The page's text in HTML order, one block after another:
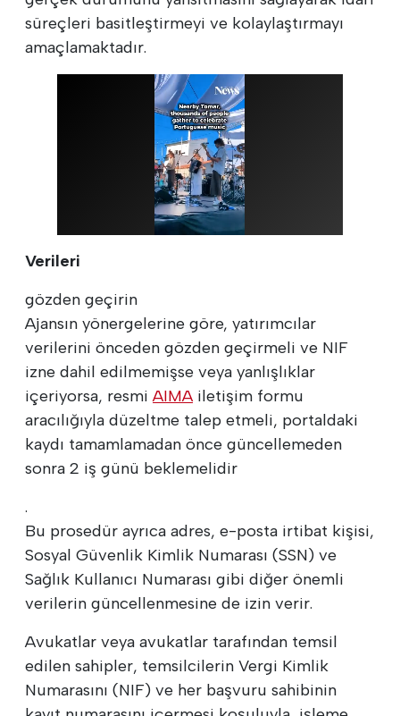
süreçleri basitleştirmeyi ve kolaylaştırmayı
amaçlamaktadır.
Verileri
gözden geçirin
Ajansın yönergelerine göre, yatırımcılar
verilerini önceden gözden geçirmeli ve NIF
izne dahil edilmemişse veya yanlışlıklar
içeriyorsa, resmiAIMA iletişim formu
aracılığıyla düzeltme talep etmeli, portaldaki
kaydı tamamlamadan önce güncellemeden
sonra 2 iş günü beklemelidir
.
Bu prosedür ayrıca adres, e-posta irtibat kişisi,
Sosyal Güvenlik Kimlik Numarası (SSN) ve
Sağlık Kullanıcı Numarası gibi diğer önemli
verilerin güncellenmesine de izin verir.
Avukatlar veya avukatlar tarafından temsil
edilen sahipler, temsilcilerin Vergi Kimlik
Numarasını (NIF) ve her başvuru sahibinin